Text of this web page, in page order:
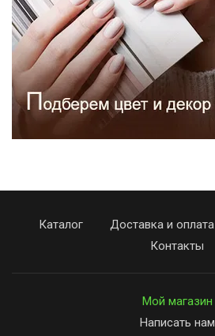
Каталог Доставка и оплата
Контакты
Мой магазин
Написать нам